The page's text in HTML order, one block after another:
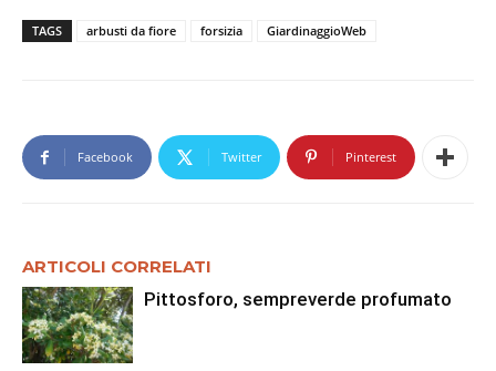
TAGS arbusti da fiore forsizia GiardinaggioWeb
Facebook Twitter Pinterest
ARTICOLI CORRELATI
Pittosforo, sempreverde profumato